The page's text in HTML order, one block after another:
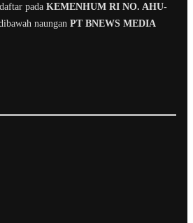
pada KEMENHUM RI NO. AHU-
naungan PT BNEWS MEDIA